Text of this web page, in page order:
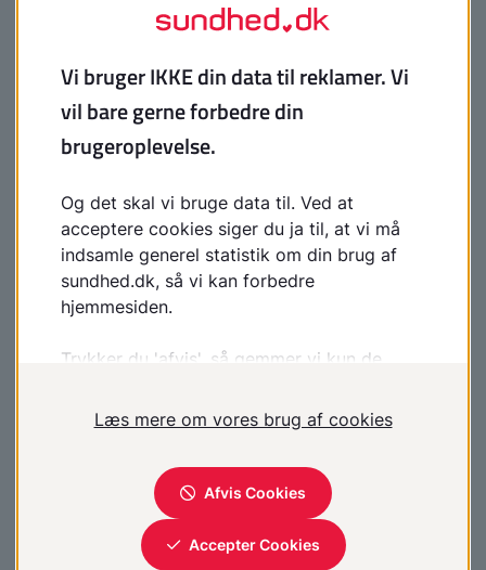
Hvad vil vi med Bedst for Os?
Visionen med Bedst for Os er, at det samlede
projekt fører til hurtigere, bedre og mere effektiv
for hjælp, og som oplever psykisk mistrivsel eller
psykisk sygdom i hverdagen. Bedst for Os ønsker
at øge ligheden i adgang til udredning og sikre
den rette behandling til børn, unge og deres
familier.
tværsektorielt samarbejde og koordinering.
fagprofessionelle på tværs af almen praksis,
kommunale aktører og børne- og
ungdomspsykiatrien er et bærende princip i Bedst